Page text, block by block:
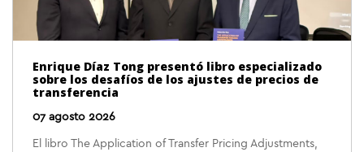
Enrique Díaz Tong presentó libro especializado
sobre los desafíos de los ajustes de precios de
transferencia
07 agosto 2026
El libro The Application of Transfer Pricing Adjustments,